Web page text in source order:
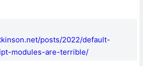
posts/2022/default-
modules-are-terrible/